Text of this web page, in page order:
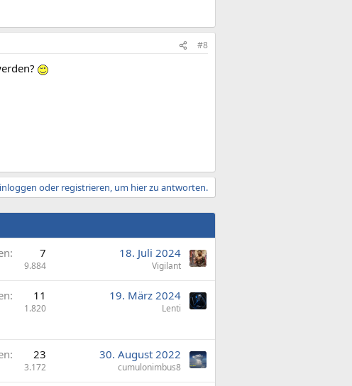
#8
oder registrieren, um hier zu antworten.
7
9.884
18. Juli 2024
Vigilant
11
1.820
19. März 2024
Lenti
23
3.172
30. August 2022
cumulonimbus8